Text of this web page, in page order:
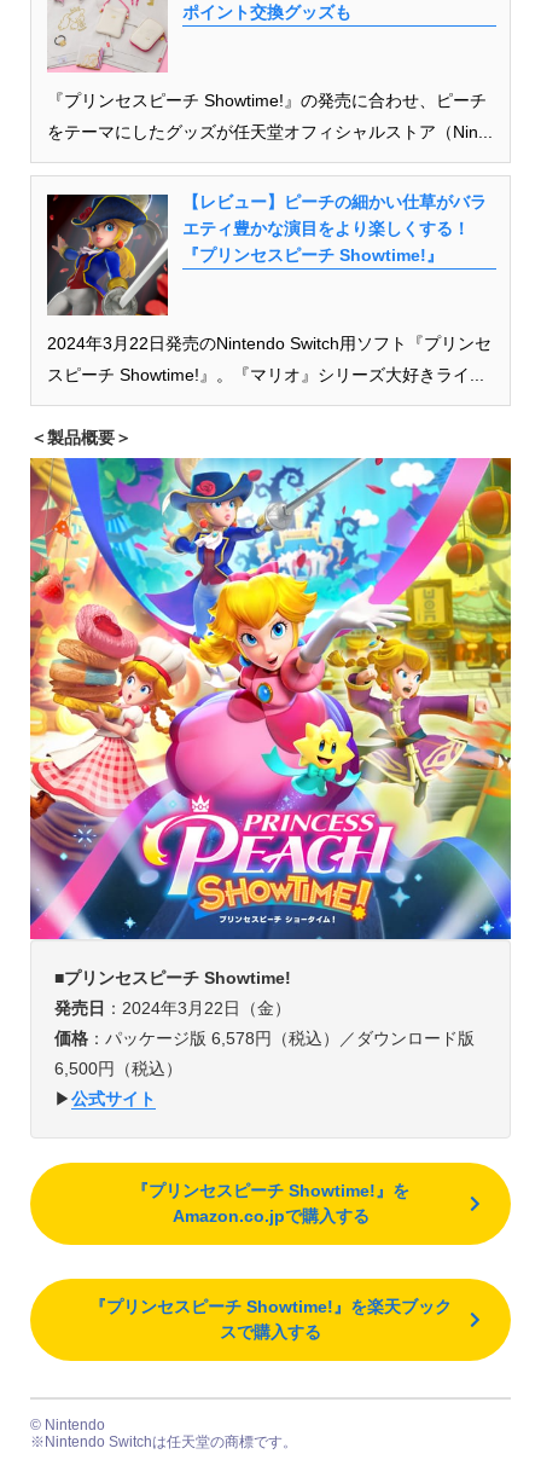
ポイント交換グッズも
『プリンセスピーチ Showtime!』の発売に合わせ、ピーチ
をテーマにしたグッズが任天堂オフィシャルストア（Nin...
【レビュー】ピーチの細かい仕草がバラ
エティ豊かな演目をより楽しくする！
『プリンセスピーチ Showtime!』
2024年3月22日発売のNintendo Switch用ソフト『プリンセ
スピーチ Showtime!』。『マリオ』シリーズ大好きライ...
＜製品概要＞
■プリンセスピーチ Showtime!
発売日 ：2024年3月22日（金）
価格：パッケージ版 6,578円（税込）／ダウンロード版
6,500円（税込）
▶︎公式サイト
『プリンセスピーチ Showtime!』を
Amazon.co.jpで購入する
『プリンセスピーチ Showtime!』を楽天ブック
スで購入する
© Nintendo
※Nintendo Switchは任天堂の商標です。